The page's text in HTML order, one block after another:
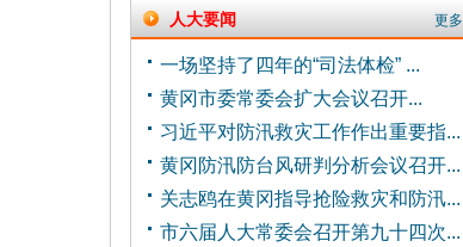
人大要闻 更多
一场坚持了四年的“司法体检” ...
黄冈市委常委会扩大会议召开...
习近平对防汛救灾工作作出重要指...
黄冈防汛防台风研判分析会议召开...
关志鸥在黄冈指导抢险救灾和防汛...
市六届人大常委会召开第九十四次...